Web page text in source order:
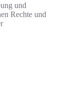
und
Rechte und